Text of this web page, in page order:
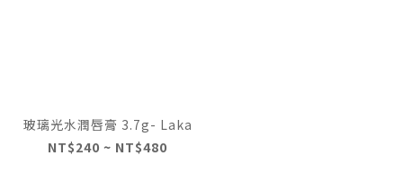
玻璃光水潤唇膏 3.7g- Laka
NT$240 ~ NT$480